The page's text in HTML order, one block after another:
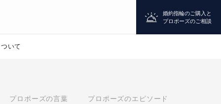
婚約指輪のご購入と
プロポーズのご相談
いて
プロポーズの言葉 プロポーズのエピソード
プロポーズ